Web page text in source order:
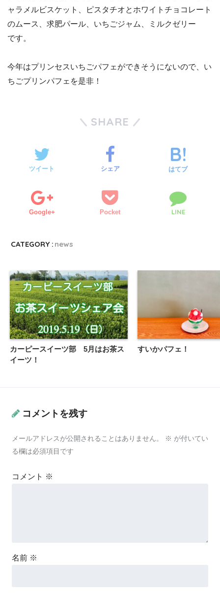
ャラメルビスケット、ピスタチオとホワイトチョコレート
のムース、求肥パール、いちごジャム、ミルクゼリー
です。
今年はプリンセスいちごパフェができそうにないので、い
ちごプリンパフェを是非！
SHARE
ツイート シェア はてブ
Google+ Pocket LINE
CATEGORY : news
カーピースイーツ部 5月はお茶ス
イーツ！
すいかパフェ！
コメントを残す
メールアドレスが公開されることはありません。 ※ が付いてい
る欄は必須項目です
コメント ※
名前 ※